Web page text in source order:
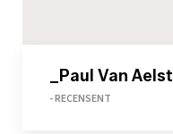
_Paul Van Aelst
- RECENSENT